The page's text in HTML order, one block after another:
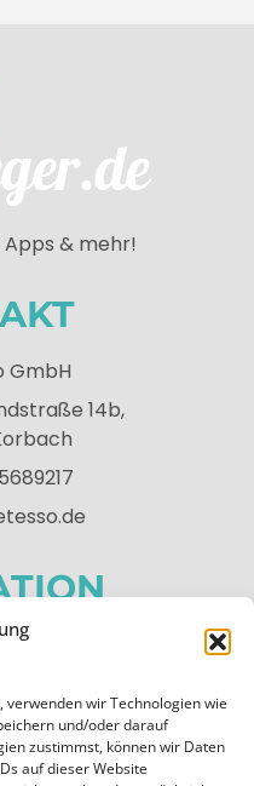
wir Technologien wie
und/oder darauf
zustimmst, können wir Daten
auf dieser Website
& mehr!
GmbH
14b,